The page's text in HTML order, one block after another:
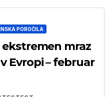
POROČILA
mraz
Evropi – februar